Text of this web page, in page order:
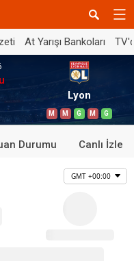
At Yarışı Bankoları
Lyon
M M G M G
Durumu Canlı İzle
GMT +00:00